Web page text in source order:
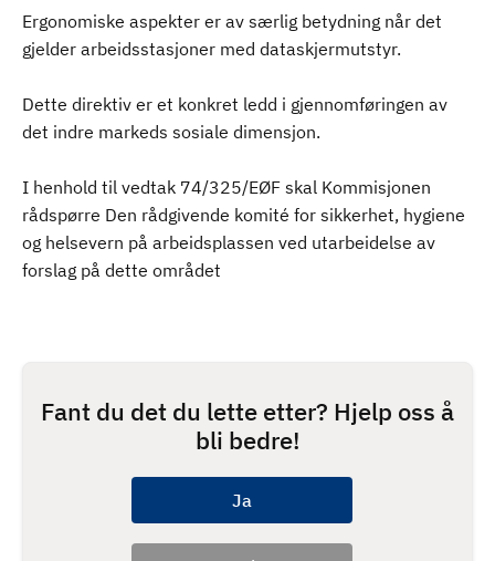
Ergonomiske aspekter er av særlig betydning når det
gjelder arbeidsstasjoner med dataskjermutstyr.
Dette direktiv er et konkret ledd i gjennomføringen av
det indre markeds sosiale dimensjon.
I henhold til vedtak 74/325/EØF skal Kommisjonen
rådspørre Den rådgivende komité for sikkerhet, hygiene
og helsevern på arbeidsplassen ved utarbeidelse av
forslag på dette området
Fant du det du lette etter? Hjelp oss å
bli bedre!